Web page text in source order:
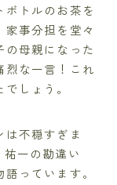
トルのお茶を
事分担を堂々
の母親になった
烈な一言！これ
しょう。
不穏すぎま
一の勘違い
っています。